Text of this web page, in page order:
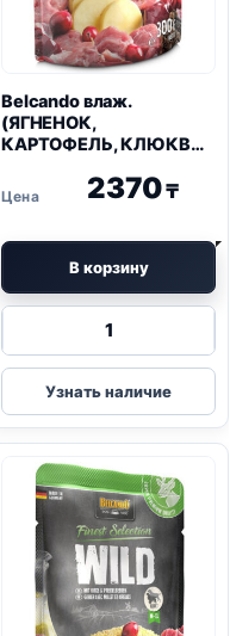
Belcando влаж.
(ЯГНЕНОК,
КАРТОФЕЛЬ, КЛЮКВА)
2370₸
В корзину
Количество
Belcando
влаж.
(ЯГНЕНОК,
КЛЮКВА)
300г
Узнать наличие